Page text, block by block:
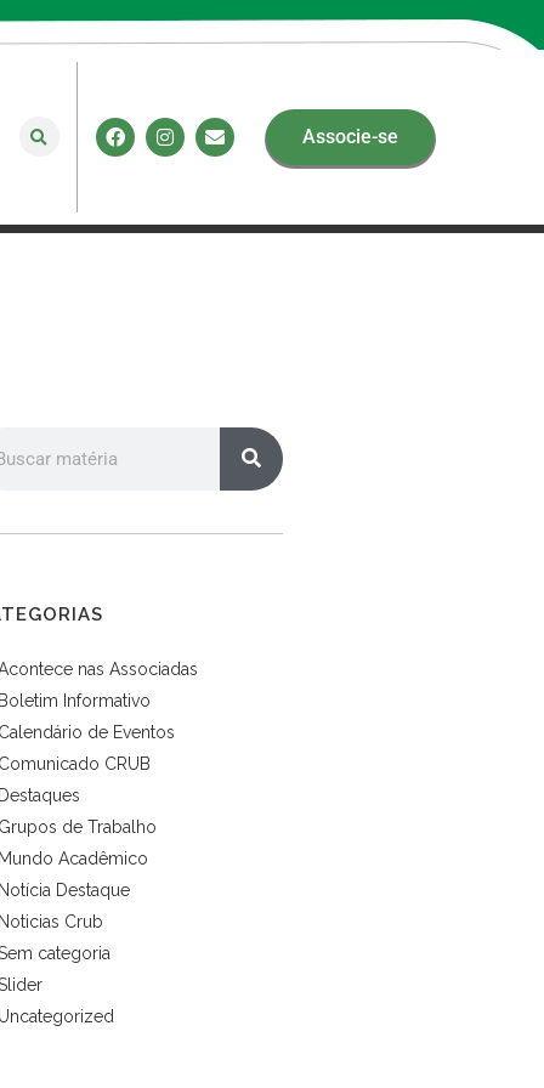
Associe-se
nas Associadas
Boletim Informativo
Calendário de Eventos
Comunicado CRUB
Destaques
Grupos de Trabalho
Mundo Acadêmico
Notícia Destaque
Noticias Crub
categoria
Uncategorized